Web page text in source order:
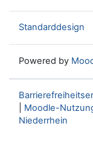
Standarddesign
Powered by
Moodle-
Niederrhein